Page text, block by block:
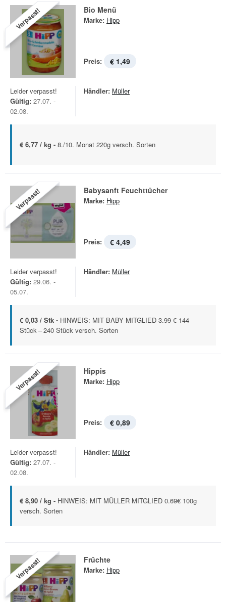
Verpasst! Bio Menü
Marke: Hipp
Preis: € 1,49
Leider verpasst!
Gültig: 27.07. -
02.08.
Händler: Müller
€ 6,77 / kg - 8./10. Monat 220g versch. Sorten
Verpasst! Babysanft Feuchttücher
Marke: Hipp
Preis: € 4,49
Leider verpasst!
Gültig: 29.06. -
05.07.
Händler: Müller
€ 0,03 / Stk - HINWEIS: MIT BABY MITGLIED 3.99 € 144
Stück – 240 Stück versch. Sorten
Verpasst! Hippis
Marke: Hipp
Preis: € 0,89
Leider verpasst!
Gültig: 27.07. -
02.08.
Händler: Müller
€ 8,90 / kg - HINWEIS: MIT MÜLLER MITGLIED 0.69€ 100g
versch. Sorten
Verpasst! Früchte
Marke: Hipp